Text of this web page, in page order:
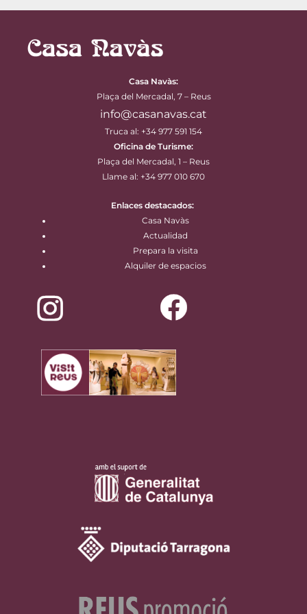
Casa Navàs:
Plaça del Mercadal, 7 – Reus
info@casanavas.cat
Truca al: +34 977 591 154
Oficina de Turisme:
Plaça del Mercadal, 1 – Reus
Llame al: +34 977 010 670
Enlaces destacados:
Casa Navàs
Actualidad
Prepara la visita
Alquiler de espacios